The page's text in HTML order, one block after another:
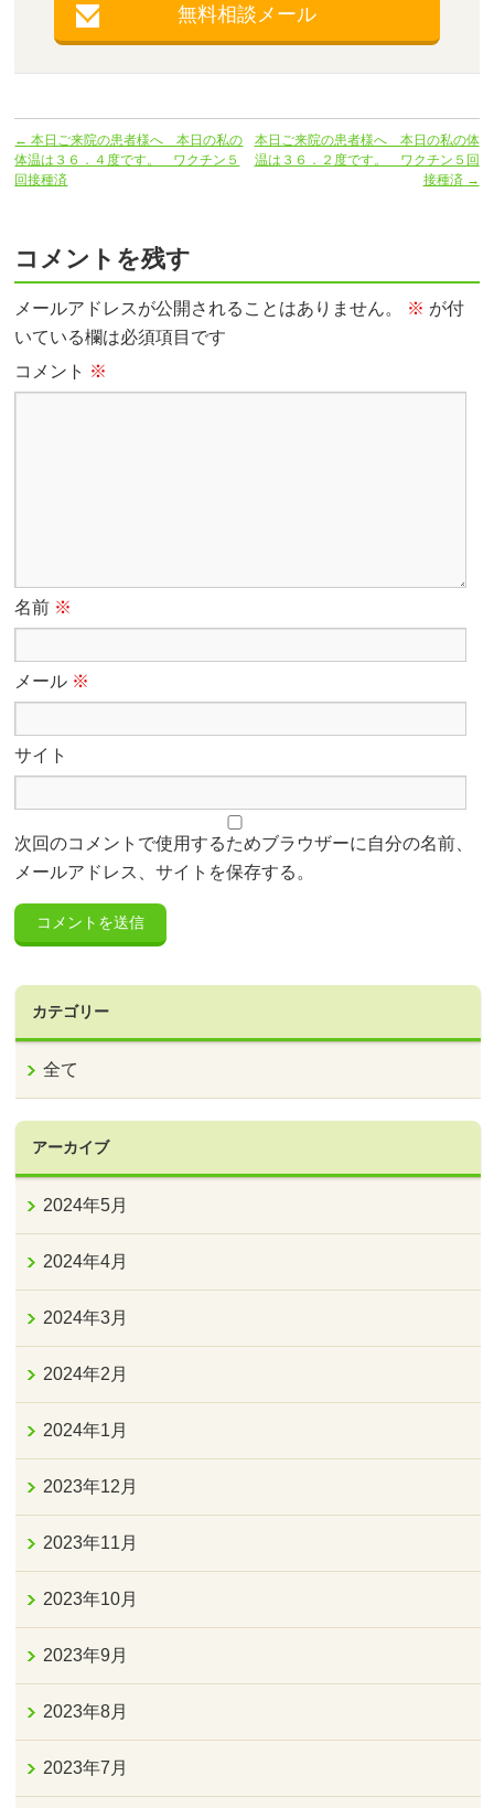
無料相談メール
← 本日ご来院の患者様へ 本日の私の
体温は３６．４度です。 ワクチン５
回接種済
本日ご来院の患者様へ 本日の私の体
温は３６．２度です。 ワクチン５回
接種済 →
コメントを残す
メールアドレスが公開されることはありません。 ※ が付
いている欄は必須項目です
コメント ※
名前 ※
メール ※
サイト
次回のコメントで使用するためブラウザーに自分の名前、
メールアドレス、サイトを保存する。
カテゴリー
全て
アーカイブ
2024年5月
2024年4月
2024年3月
2024年2月
2024年1月
2023年12月
2023年11月
2023年10月
2023年9月
2023年8月
2023年7月